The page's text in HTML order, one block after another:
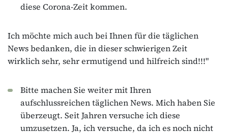
diese Corona-Zeit kommen.
Ich möchte mich auch bei Ihnen für die täglichen
News bedanken, die in dieser schwierigen Zeit
wirklich sehr, sehr ermutigend und hilfreich sind!!!"
Bitte machen Sie weiter mit Ihren
aufschlussreichen täglichen News. Mich haben Sie
überzeugt. Seit Jahren versuche ich diese
umzusetzen. Ja, ich versuche, da ich es noch nicht